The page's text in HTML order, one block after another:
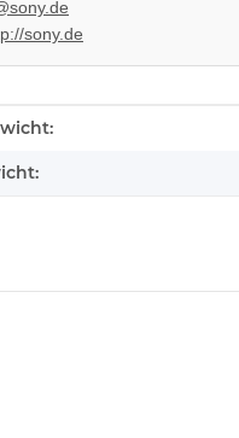
sony.de
KES